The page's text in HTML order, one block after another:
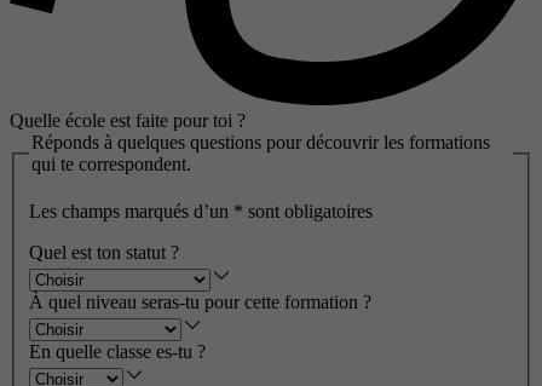
Quelle école est faite pour toi ?
Réponds à quelques questions pour découvrir les formations
qui te correspondent.
Les champs marqués d’un * sont obligatoires
Quel est ton statut ?
À quel niveau seras-tu pour cette formation ?
En quelle classe es-tu ?